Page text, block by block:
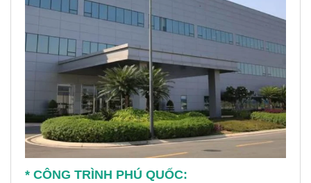
* CÔNG TRÌNH PHÚ QUỐC: